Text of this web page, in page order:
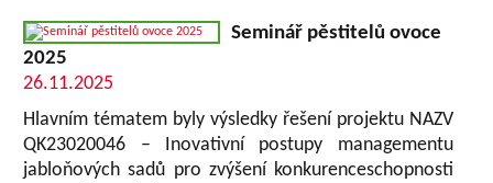
Seminář pěstitelů ovoce
2025
26.11.2025
Hlavním tématem byly výsledky řešení projektu NAZV
QK23020046 – Inovativní postupy managementu
jabloňových sadů pro zvýšení konkurenceschopnosti